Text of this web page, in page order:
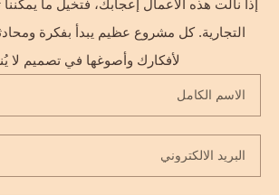
إذا نالت هذه الأعمال إعجابك، فتخيل ما
التجارية. كل مشروع عظيم يبدأ بفكرة
لأفكارك وأصوغها في تصميم لا